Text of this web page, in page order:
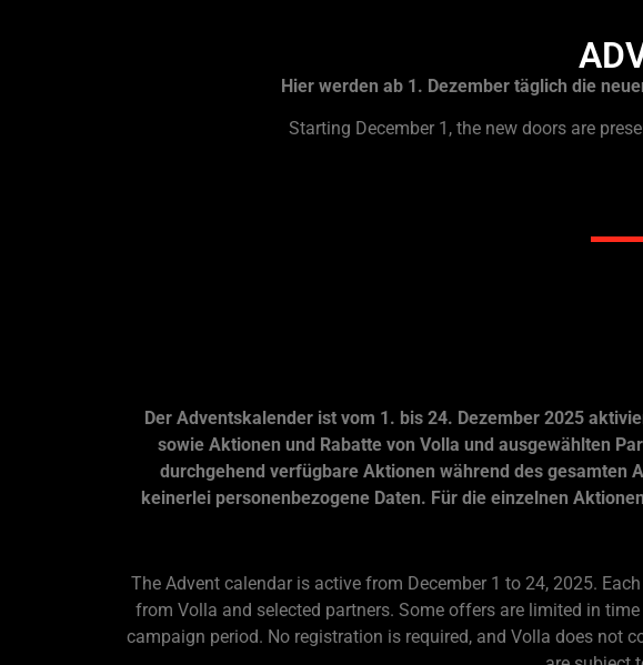
Hier werden ab 1. Dezember täglich die
Starting December 1, the new doors are
Der Adventskalender ist vom 1. bis 24. Dezember 2025
sowie Aktionen und Rabatte von Volla und ausgewählten
durchgehend verfügbare Aktionen während des gesamten
keinerlei personenbezogene Daten. Für die einzelnen
The Advent calendar is active from December 1 to 24, 2025.
from Volla and selected partners. Some offers are limited in
campaign period. No registration is required, and Volla does not